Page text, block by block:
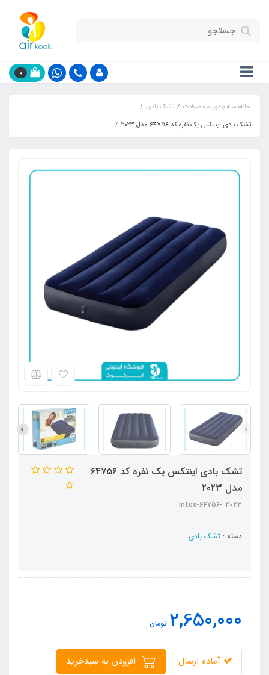
0
خانهدسته بندی محصولات
تشک بادی
تشک بادی اینتکس یک نفره کد 64756 مدل 2023
تشک بادی اینتکس یک نفره کد 64756
مدل 2023
2023 -Intex-64756
دسته : تشک بادی
2,650,000 تومان
آماده ارسال